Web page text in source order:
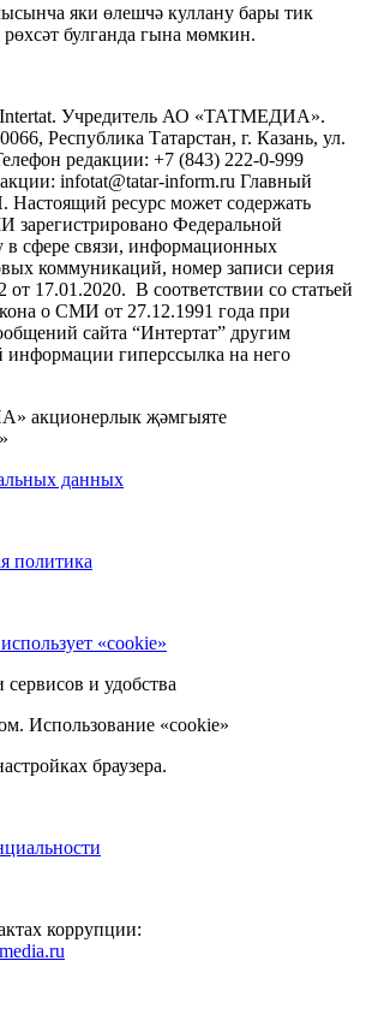
яки өлешчә куллану бары тик
рөхсәт булганда гына мөмкин.
Intertat. Учредитель АО «ТАТМЕДИА».
Республика Татарстан, г. Казань, ул.
редакции: +7 (843) 222-0-999
infotat@tatar-inform.ru Главный
Настоящий ресурс может содержать
зарегистрировано Федеральной
в сфере связи, информационных
коммуникаций, номер записи серия
17.01.2020. В соответствии со статьей
о СМИ от 27.12.1991 года при
сайта “Интертат” другим
информации гиперссылка на него
акционерлык җәмгыяте
данных
политика
«cookie»
сервисов и удобства
Использование «cookie»
браузера.
коррупции: